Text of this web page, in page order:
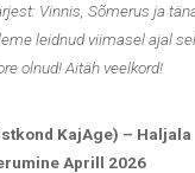
Vinnis, Sõmerus ja
leidnud viimasel ajal
olnud! Aitäh veelkord!
KajAge) – Haljala
Aprill 2026